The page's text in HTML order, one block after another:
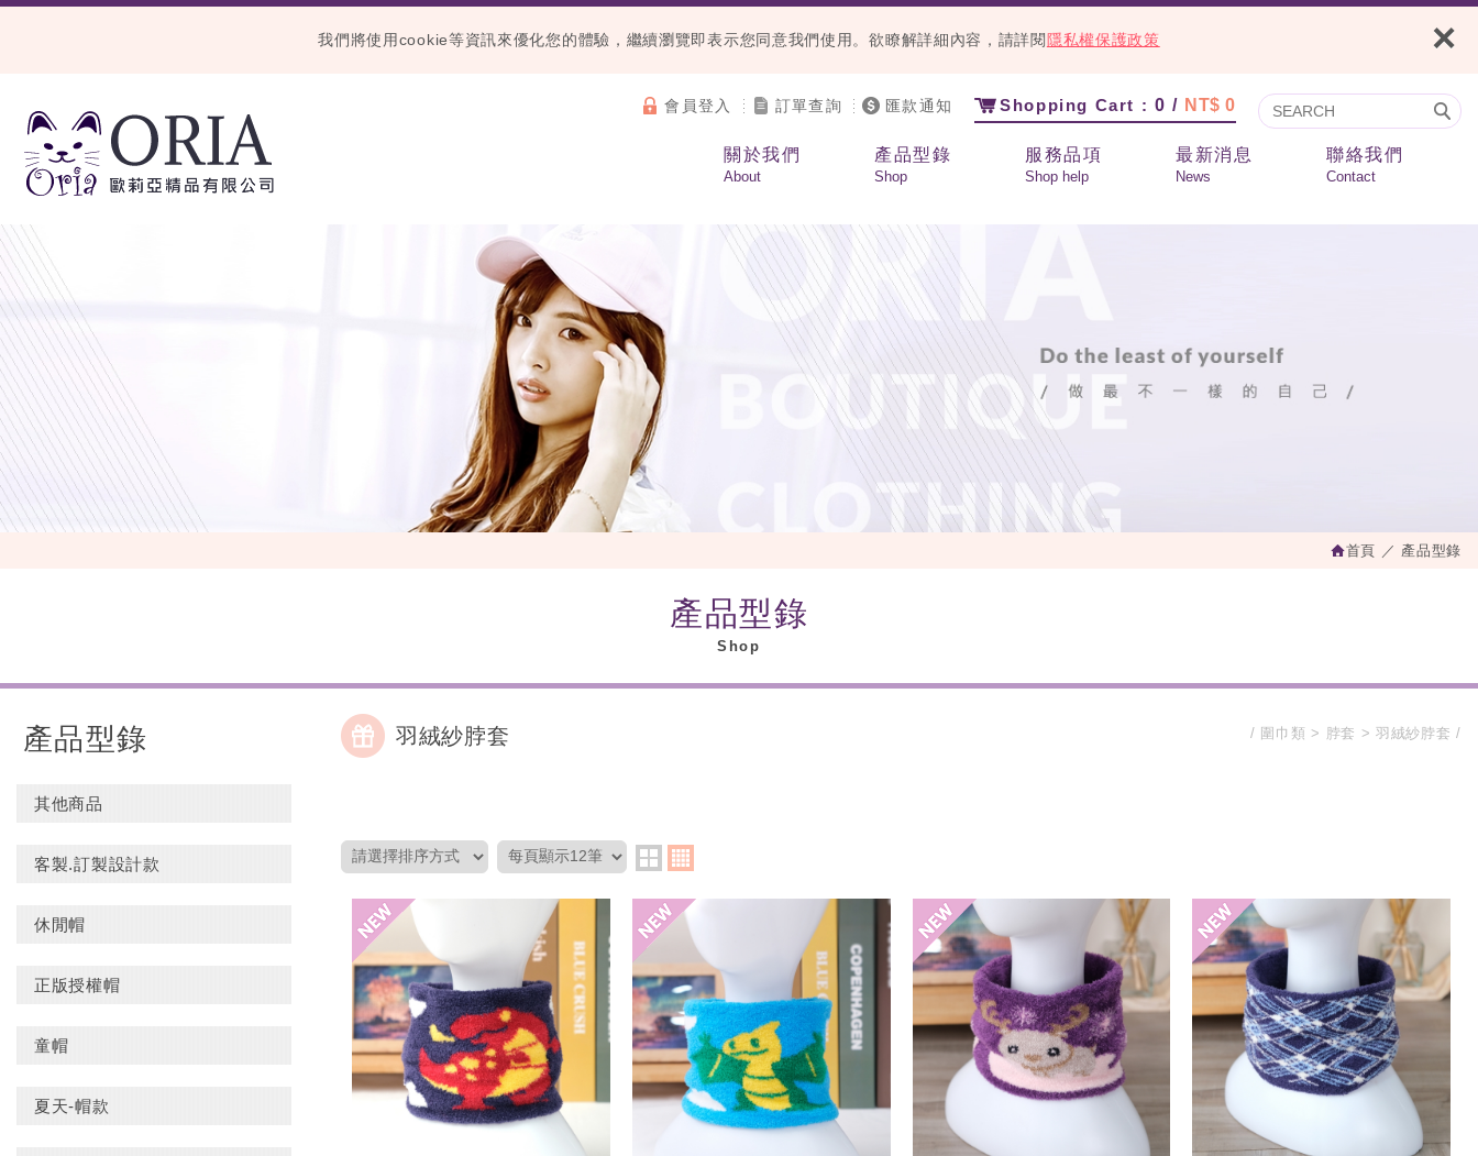
我們將使用cookie等資訊來優化您的體驗，繼續瀏覽即表示您同意我們使用。欲瞭解詳細內容，請詳閱 隱私權保護政策 ×
會員登入 訂單查詢 匯款通知 Shopping Cart : 0 / NT$ 0
關於我們
About
產品型錄
Shop
服務品項
Shop help
最新消息
News
聯絡我們
Contact
首頁 產品型錄
產品型錄
Shop
產品型錄
其他商品
客製.訂製設計款
休閒帽
正版授權帽
童帽
夏天-帽款
圍巾類 脖套 羽絨紗脖套
羽絨紗脖套